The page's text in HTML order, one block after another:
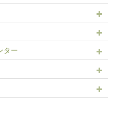
ター